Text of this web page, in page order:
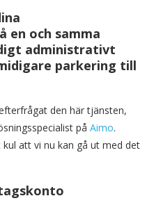
en och samma
administrativt
parkering till
den här tjänsten,
på Aimo.
att vi nu kan gå ut med det